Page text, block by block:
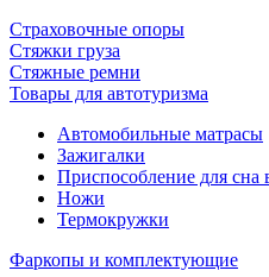
Страховочные опоры
Стяжки груза
Стяжные ремни
Товары для автотуризма
Автомобильные матрасы
Зажигалки
Приспособление для сна
Ножи
Термокружки
Фаркопы и комплектующие